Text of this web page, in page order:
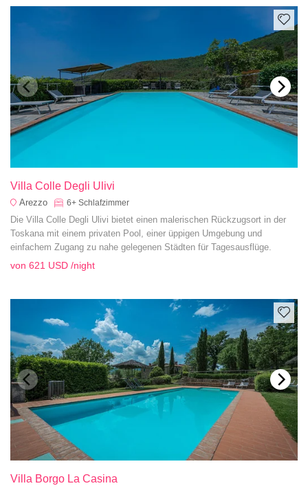
Villa Colle Degli Ulivi
Arezzo 6+ Schlafzimmer
Die Villa Colle Degli Ulivi bietet einen malerischen Rückzugsort in der
Toskana mit einem privaten Pool, einer üppigen Umgebung und
einfachem Zugang zu nahe gelegenen Städten für Tagesausflüge.
von 621 USD /night
Villa Borgo La Casina